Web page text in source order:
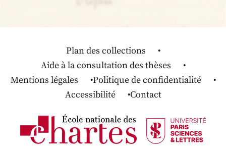
Plan des collections
Aide à la consultation des thèses
Mentions légales
Politique de confidentialité
Accessibilité
Contact